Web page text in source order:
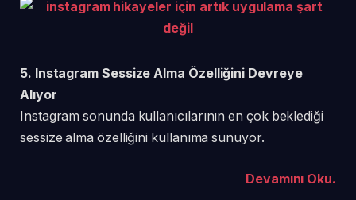
5. Instagram Sessize Alma Özelliğini Devreye
Alıyor
Instagram sonunda kullanıcılarının en çok beklediği
sessize alma özelliğini kullanıma sunuyor.
Devamını Oku.